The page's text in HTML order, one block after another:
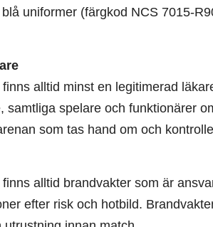
uniformer (färgkod NCS 7015-
alltid minst en legitimerad
samtliga spelare och funktionärer
som tas hand om och
alltid brandvakter som är
efter risk och hotbild.